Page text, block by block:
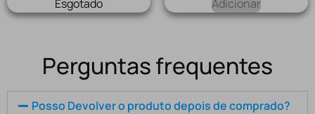
Esgotado Adicionar
Perguntas frequentes
Posso Devolver o produto depois de comprado?